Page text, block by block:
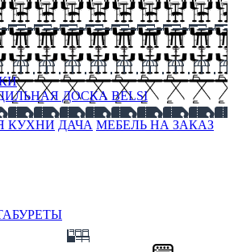
ДОСКА BELSI
КУХНИ ДАЧА МЕБЕЛЬ НА ЗАКАЗ